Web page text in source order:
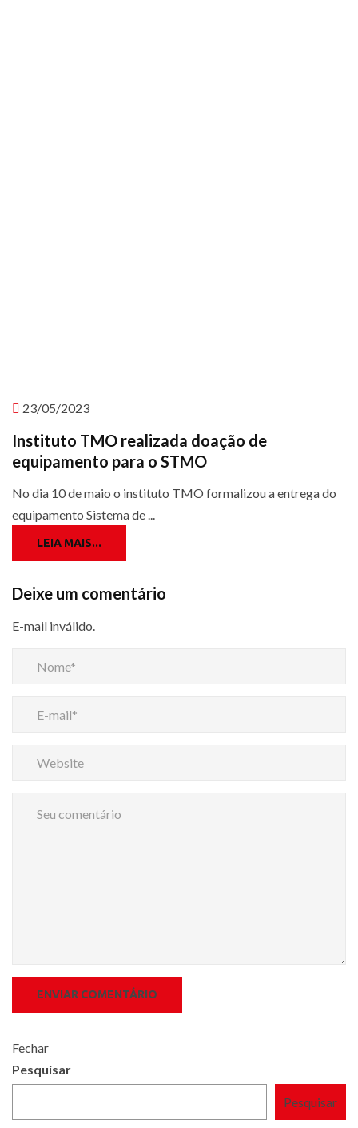
23/05/2023
Instituto TMO realizada doação de
equipamento para o STMO
No dia 10 de maio o instituto TMO formalizou a entrega do
equipamento Sistema de ...
LEIA MAIS...
Deixe um comentário
E-mail inválido.
Fechar
Pesquisar
Pesquisar